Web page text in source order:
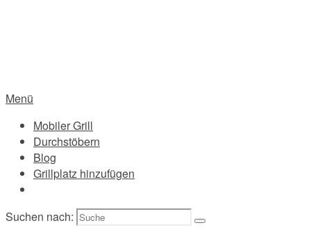
Menü
Mobiler Grill
Durchstöbern
Blog
Grillplatz hinzufügen
Suchen nach: